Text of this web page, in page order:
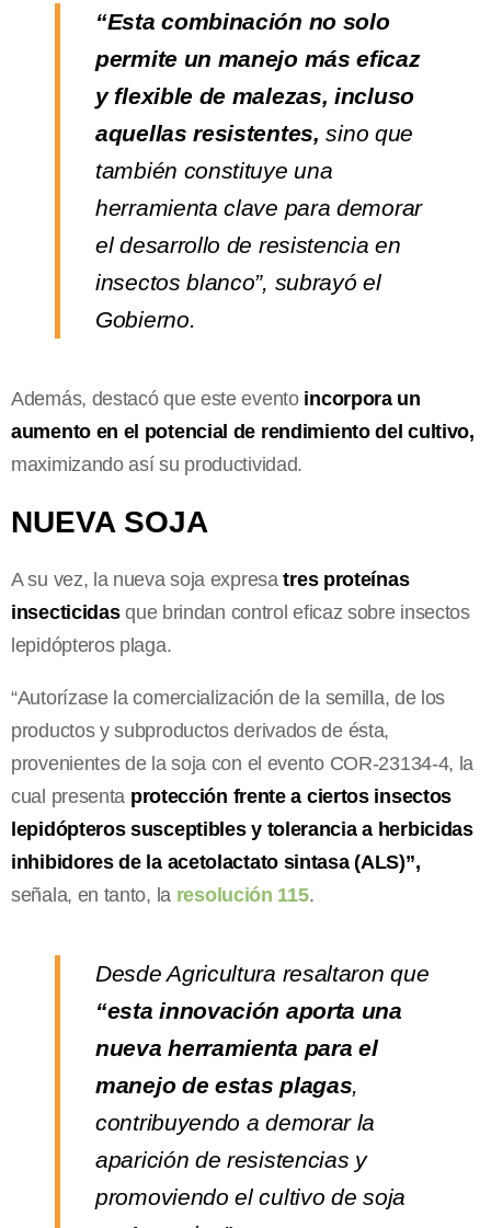
“Esta combinación no solo
permite un manejo más eficaz
y flexible de malezas, incluso
aquellas resistentes, sino que
también constituye una
herramienta clave para demorar
el desarrollo de resistencia en
insectos blanco”, subrayó el
Gobierno.
Además, destacó que este evento incorpora un
aumento en el potencial de rendimiento del cultivo,
maximizando así su productividad.
NUEVA SOJA
A su vez, la nueva soja expresatres proteínas
insecticidasque brindan control eficaz sobre insectos
lepidópteros plaga.
“Autorízase la comercialización de la semilla, de los
productos y subproductos derivados de ésta,
provenientes de la soja con el evento COR-23134-4, la
cual presenta protección frente a ciertos insectos
lepidópteros susceptibles y tolerancia a herbicidas
inhibidores de la acetolactato sintasa (ALS)”,
señala, en tanto, la resolución 115.
Desde Agricultura resaltaron que
“esta innovación aporta una
nueva herramienta para el
manejo de estas plagas,
contribuyendo a demorar la
aparición de resistencias y
promoviendo el cultivo de soja